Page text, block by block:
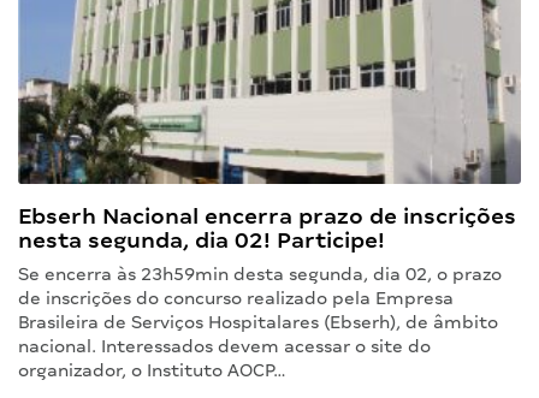
Ebserh Nacional encerra prazo de inscrições
nesta segunda, dia 02! Participe!
Se encerra às 23h59min desta segunda, dia 02, o prazo
de inscrições do concurso realizado pela Empresa
Brasileira de Serviços Hospitalares (Ebserh), de âmbito
nacional. Interessados devem acessar o site do
organizador, o Instituto AOCP…